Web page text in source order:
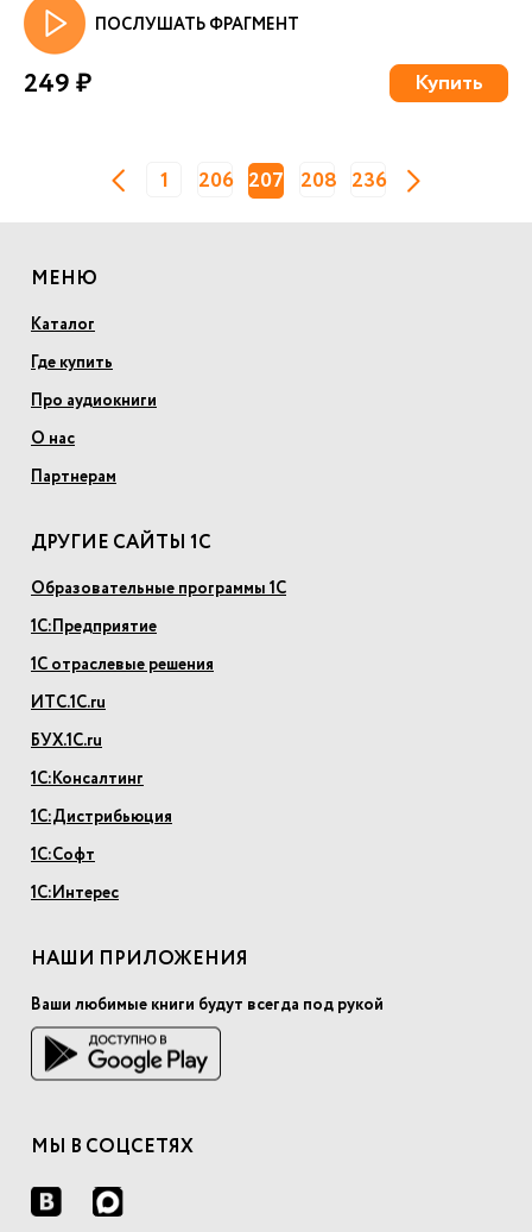
ПОСЛУШАТЬ ФРАГМЕНТ
249 ₽ Купить
1 206 207 208 236
МЕНЮ
Каталог
Где купить
Про аудиокниги
О нас
Партнерам
ДРУГИЕ САЙТЫ 1С
Образовательные программы 1С
1С:Предприятие
1С отраслевые решения
ИТС.1С.ru
БУХ.1С.ru
1С:Консалтинг
1С:Дистрибьюция
1С:Софт
1С:Интерес
НАШИ ПРИЛОЖЕНИЯ
Ваши любимые книги будут всегда под рукой
МЫ В СОЦСЕТЯХ